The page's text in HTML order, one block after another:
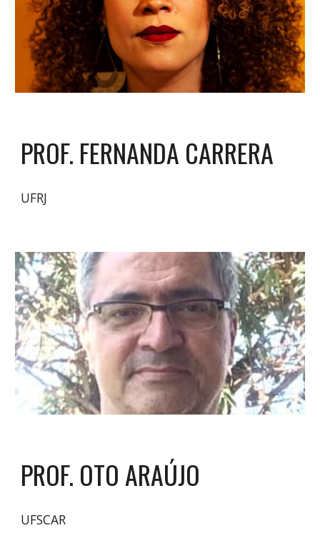
PROF. FERNANDA CARRERA
UFRJ
PROF. OTO ARAÚJO
UFSCAR